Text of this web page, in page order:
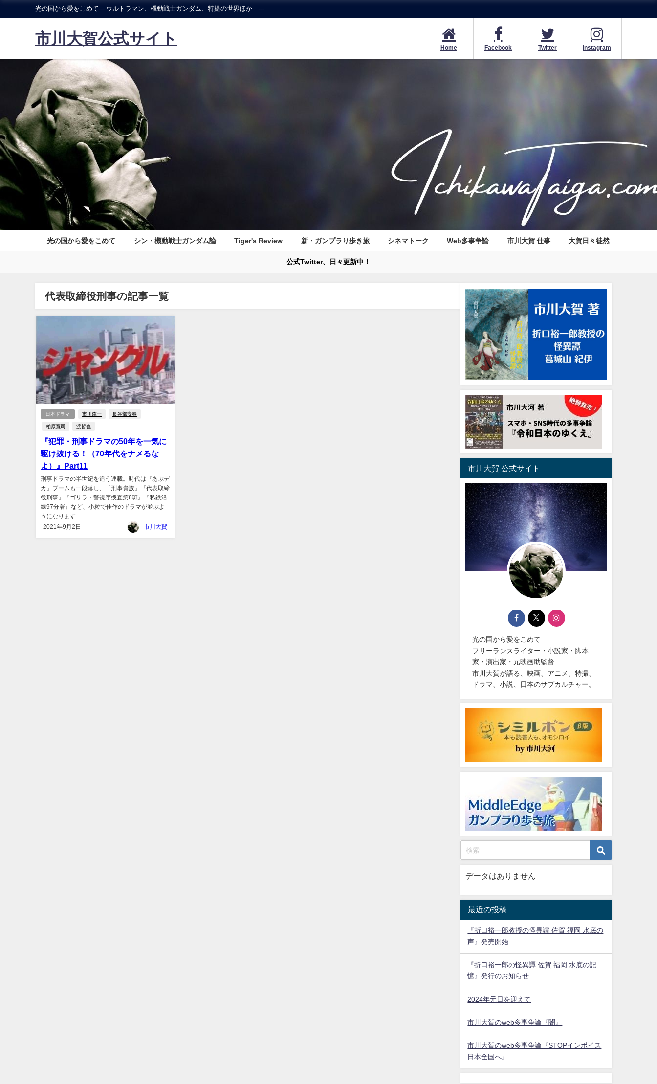
光の国から愛をこめて--- ウルトラマン、機動戦士ガンダム、特撮の世界ほか ---
市川大賀公式サイト
Home Facebook Twitter Instagram
光の国から愛をこめて シン・機動戦士ガンダム論 Tiger's Review 新・ガンプラり歩き旅 シネマトーク Web多事争論 市川大賀 仕事 大賀日々徒然
公式Twitter、日々更新中！
代表取締役刑事の記事一覧
日本ドラマ 市川森一 長谷部安春
柏原寛司 渡哲也
『犯罪・刑事ドラマの50年を一気に
駆け抜ける！（70年代をナメるな
よ）』Part11
刑事ドラマの半世紀を追う連載。時代は『あぶデ
カ』ブームも一段落し、『刑事貴族』『代表取締
役刑事』『ゴリラ・警視庁捜査第8班』『私鉄沿
線97分署』など、小粒で佳作のドラマが並ぶよ
うになります...
2021年9月2日
市川大賀
市川大賀 公式サイト
光の国から愛をこめて
フリーランスライター・小説家・脚本
家・演出家・元映画助監督
市川大賀が語る、映画、アニメ、特撮、
ドラマ、小説、日本のサブカルチャー。
データはありません
最近の投稿
『折口裕一郎教授の怪異譚 佐賀 福岡 水底の
声』発売開始
『折口裕一郎の怪異譚 佐賀 福岡 水底の記
憶』発行のお知らせ
2024年元日を迎えて
市川大賀のweb多事争論『闇』
市川大賀のweb多事争論『STOPインボイス
日本全国へ』